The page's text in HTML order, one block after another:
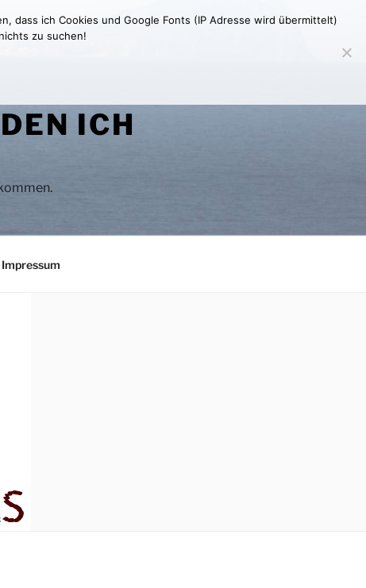
ICH
Impressum
dass ich Cookies und Google Fonts (IP Adresse wird übermittelt)
zu suchen!